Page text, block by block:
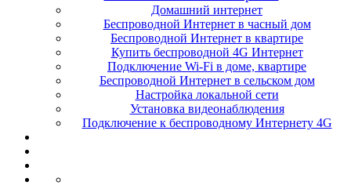
Домашний интернет
Беспроводной Интернет в часный дом
Беспроводной Интернет в квартире
Купить беспроводной 4G Интернет
Подключение Wi-Fi в доме, квартире
Беспроводной Интернет в сельском дом
Настройка локальной сети
Установка видеонаблюдения
Подключение к беспроводному Интернету 4G